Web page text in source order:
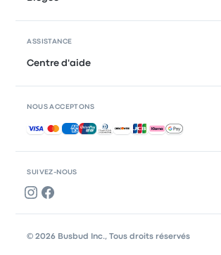
SUIVEZ-NOUS
ASSISTANCE
Centre d'aide
NOUS ACCEPTONS
Paiements acceptés
© 2026 Busbud Inc., Tous droits réservés